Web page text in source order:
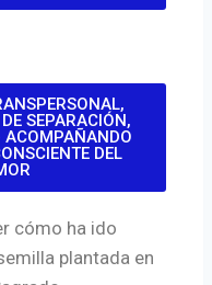
SEPARACIÓN,
ACOMPAÑANDO
DEL
cómo ha ido
plantada en